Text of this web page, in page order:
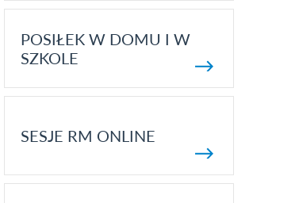
POSIŁEK W DOMU I W
SZKOLE
SESJE RM ONLINE